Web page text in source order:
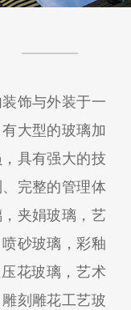
饰与外装于一
大型的玻璃加
具有强大的技
完整的管理体
夹娟玻璃，艺
砂玻璃，彩釉
花玻璃，艺术
刻雕花工艺玻